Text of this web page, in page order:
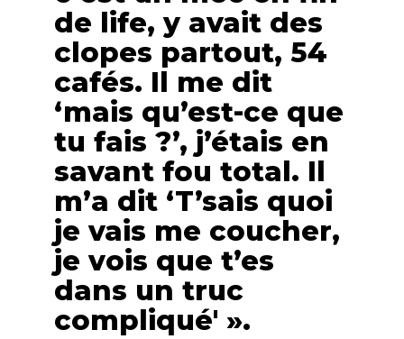
de life, y avait des
clopes partout, 54
cafés. Il me dit
‘mais qu’est-ce que
tu fais ?’, j’étais en
savant fou total. Il
m’a dit ‘T’sais quoi
je vais me coucher,
je vois que t’es
dans un truc
compliqué' ».